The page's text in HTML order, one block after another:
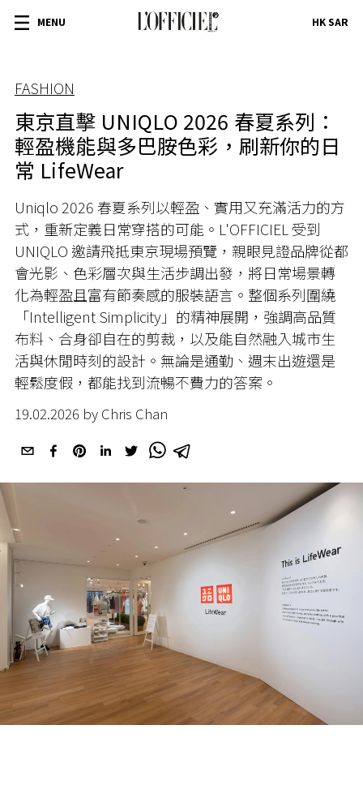
MENU HK SAR
FASHION
東京直擊 UNIQLO 2026 春夏系列：
輕盈機能與多巴胺色彩，刷新你的日
常 LifeWear
Uniqlo 2026 春夏系列以輕盈、實用又充滿活力的方
式，重新定義日常穿搭的可能。L'OFFICIEL 受到
UNIQLO 邀請飛抵東京現場預覽，親眼見證品牌從都
會光影、色彩層次與生活步調出發，將日常場景轉
化為輕盈且富有節奏感的服裝語言。整個系列圍繞
「Intelligent Simplicity」的精神展開，強調高品質
布料、合身卻自在的剪裁，以及能自然融入城市生
活與休閒時刻的設計。無論是通勤、週末出遊還是
輕鬆度假，都能找到流暢不費力的答案。
19.02.2026 by Chris Chan